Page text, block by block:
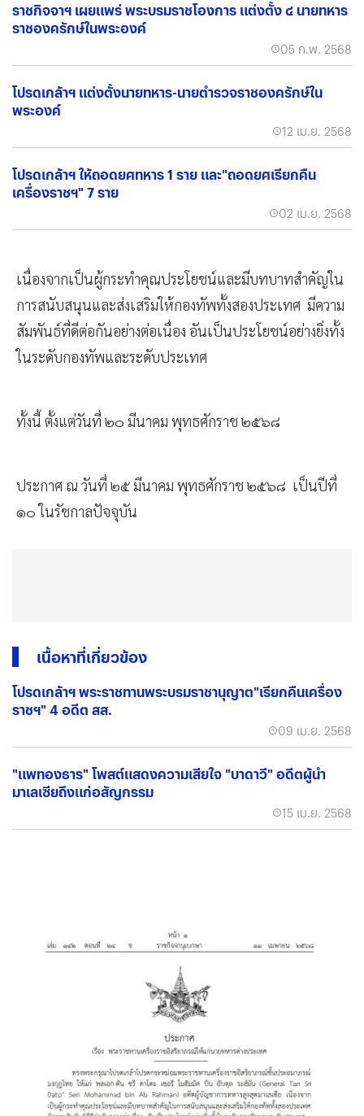
ราชกิจจาฯ เผยแพร่ พระบรมราชโองการ แต่งตั้ง ๔ นายทหาร
ราชองครักษ์ในพระองค์
05 ก.พ. 2568
โปรดเกล้าฯ แต่งตั้งนายทหาร-นายตำรวจราชองครักษ์ใน
พระองค์
12 เม.ย. 2568
โปรดเกล้าฯ ให้ถอดยศทหาร 1 ราย และ"ถอดยศเรียกคืน
เครื่องราชฯ" 7 ราย
02 เม.ย. 2568
เนื่องจากเป็นผู้กระทำคุณประโยชน์และมีบทบาทสำคัญใน
การสนับสนุนและส่งเสริมให้กองทัพทั้งสองประเทศ มีความ
สัมพันธ์ที่ดีต่อกันอย่างต่อเนื่อง อันเป็นประโยชน์อย่างยิ่งทั้ง
ในระดับกองทัพและระดับประเทศ
ทั้งนี้ ตั้งแต่วันที่ ๒๐ มีนาคม พุทธศักราช ๒๕๖๘
ประกาศ ณ วันที่ ๒๕ มีนาคม พุทธศักราช ๒๕๖๘ เป็นปีที่
๑๐ ในรัชกาลปัจจุบัน
เนื้อหาที่เกี่ยวข้อง
โปรดเกล้าฯ พระราชทานพระบรมราชานุญาต"เรียกคืนเครื่อง
ราชฯ" 4 อดีต สส.
09 เม.ย. 2568
"แพทองธาร" โพสต์แสดงความเสียใจ "บาดาวี" อดีตผู้นำ
มาเลเซียถึงแก่อสัญกรรม
15 เม.ย. 2568